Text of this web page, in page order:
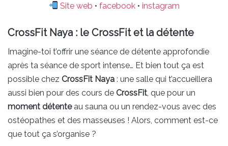
Site web • facebook• instagram
CrossFit Naya : le CrossFit et la détente
Imagine-toi t’offrir une séance de détente approfondie
après ta séance de sport intense… Et bien tout ça est
possible chez CrossFit Naya : une salle qui t’accueillera
aussi bien pour des cours de CrossFit, que pour un
moment détenteau sauna ou un rendez-vous avec des
ostéopathes et des masseuses ! Alors, comment est-ce
que tout ça s’organise ?